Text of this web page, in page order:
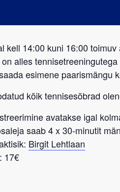
kell 14:00 kuni 16:00
alles
esimene paarismängu
kõik tennisesõbrad
avatakse igal
saab 4 x 30-minutit
Birgit Lehtlaan
17€